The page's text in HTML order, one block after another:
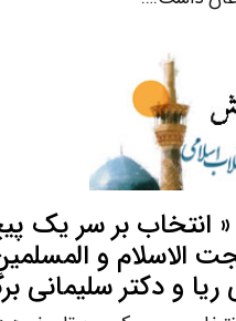
بر سر یک
الاسلام و
و دکتر سلیمانی